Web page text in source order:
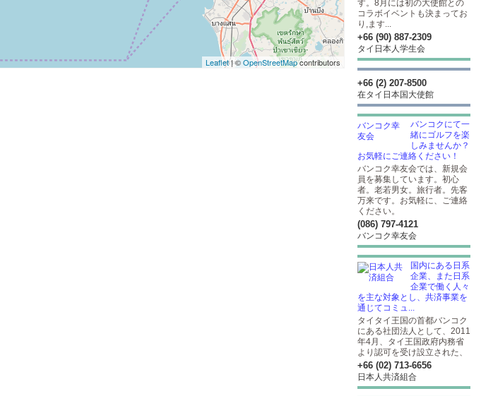
Leaflet| ©OpenStreetMapcontributors
す。8月には初の大使館との
コラボイベントも決まってお
り,ます...
+66 (90) 887-2309
タイ日本人学生会
+66 (2) 207-8500
在タイ日本国大使館
バンコクにて一
緒にゴルフを楽
しみませんか？
お気軽にご連絡ください！
バンコク幸友会では、新規会
員を募集しています。初心
者。老若男女。旅行者。先客
万来です。お気軽に、ご連絡
ください。
(086) 797-4121
バンコク幸友会
国内にある日系
企業、また日系
企業で働く人々
を主な対象とし、共済事業を
通じてコミュ...
タイタイ王国の首都バンコク
にある社団法人として、2011
年4月、タイ王国政府内務省
より認可を受け設立された、
+66 (02) 713-6656
日本人共済組合